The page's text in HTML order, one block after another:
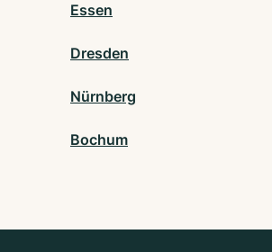
Essen
Dresden
Nürnberg
Bochum